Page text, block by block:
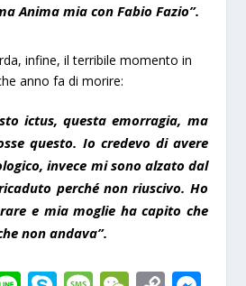
Anima mia con Fabio Fazio”.
infine, il terribile momento in
anno fa di morire:
ictus, questa emorragia, ma
questo. Io credevo di avere
invece mi sono alzato dal
perché non riuscivo. Ho
e mia moglie ha capito che
non andava”.